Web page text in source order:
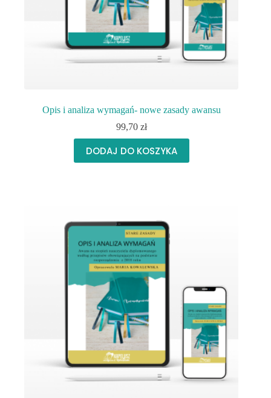
Opis i analiza wymagań- nowe zasady awansu
99,70 zł
DODAJ DO KOSZYKA